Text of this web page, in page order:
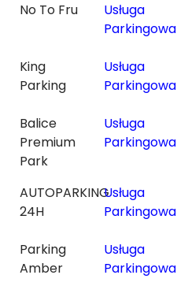
No To Fru
Usługa
Parkingowa
King
Parking
Usługa
Parkingowa
Balice
Premium
Park
Usługa
Parkingowa
AUTOPARKING
24H
Usługa
Parkingowa
Parking
Amber
Usługa
Parkingowa